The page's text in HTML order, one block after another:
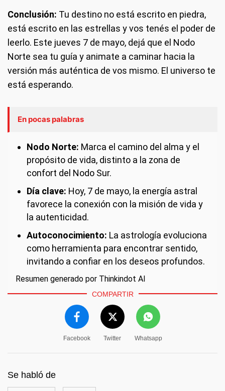
Conclusión: Tu destino no está escrito en piedra,
está escrito en las estrellas y vos tenés el poder de
leerlo. Este jueves 7 de mayo, dejá que el Nodo
Norte sea tu guía y animate a caminar hacia la
versión más auténtica de vos mismo. El universo te
está esperando.
En pocas palabras
Nodo Norte: Marca el camino del alma y el
propósito de vida, distinto a la zona de
confort del Nodo Sur.
Día clave: Hoy, 7 de mayo, la energía astral
favorece la conexión con la misión de vida y
la autenticidad.
Autoconocimiento: La astrología evoluciona
como herramienta para encontrar sentido,
invitando a confiar en los deseos profundos.
Resumen generado por Thinkindot AI
COMPARTIR
Facebook Twitter Whatsapp
Se habló de